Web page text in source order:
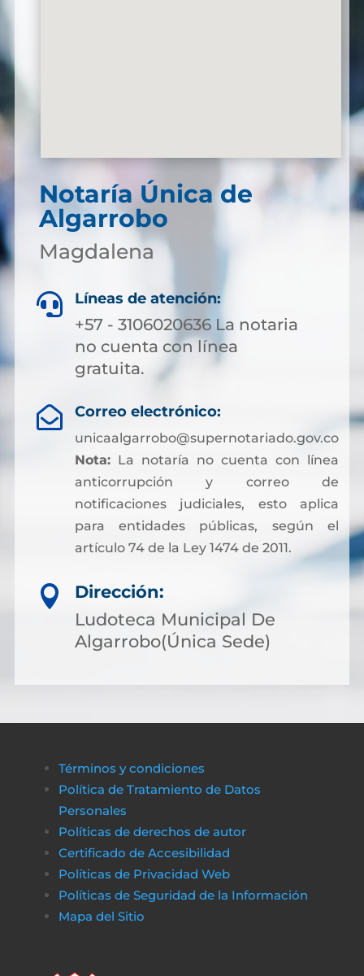
Notaría Única de
Algarrobo
Magdalena
 Líneas de atención:
+57 - 3106020636 La notaria
no cuenta con línea
gratuita.
 Correo electrónico:
unicaalgarrobo@supernotariado.gov.co
Nota:La notaría no cuenta con línea
anticorrupción y correo de
notificaciones judiciales, esto aplica
para entidades públicas, según el
artículo 74 de la Ley 1474 de 2011.

Dirección:
Ludoteca Municipal De
Algarrobo(Única Sede)
Términos y condiciones
Política de Tratamiento de Datos
Personales
Políticas de derechos de autor
Certificado de Accesibilidad
Políticas de Privacidad Web
Políticas de Seguridad de la Información
Mapa del Sitio